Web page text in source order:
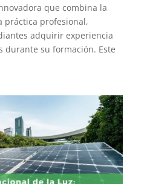
que combina la
práctica profesional,
adquirir experiencia
durante su formación. Este